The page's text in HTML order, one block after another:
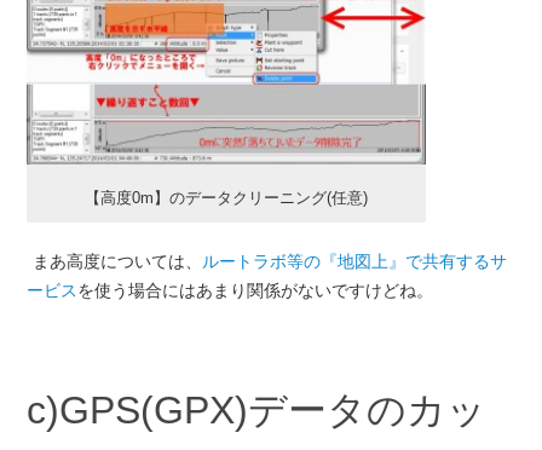
【高度0m】のデータクリーニング(任意)
まあ高度については、
ルートラボ等の『地図上』で共有するサ
ービスを使う場合にはあまり関係がないですけどね。
c)GPS(GPX)データのカッ